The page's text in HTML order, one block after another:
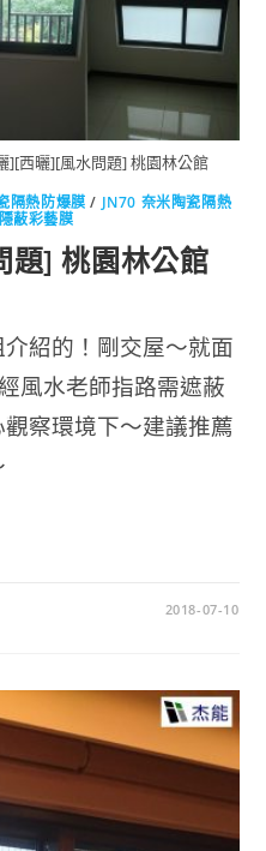
][西曬][風水問題] 桃園林公館
隔熱防爆膜 / JN70 奈米陶瓷隔熱
隱蔽彩藝膜
] 桃園林公館
紹的！剛交屋～就面
風水老師指路需遮蔽
察環境下～建議推薦
2018-07-10